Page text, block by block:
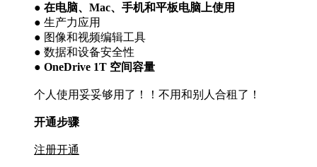
● 在电脑、Mac、手机和平板电脑上使用
● 生产力应用
● 图像和视频编辑工具
● 数据和设备安全性
● OneDrive 1T 空间容量
个人使用妥妥够用了！！不用和别人合租了！
开通步骤
注册开通